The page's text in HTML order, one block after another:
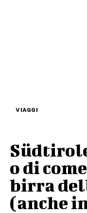
VIAGGI
o di
birra
(anche